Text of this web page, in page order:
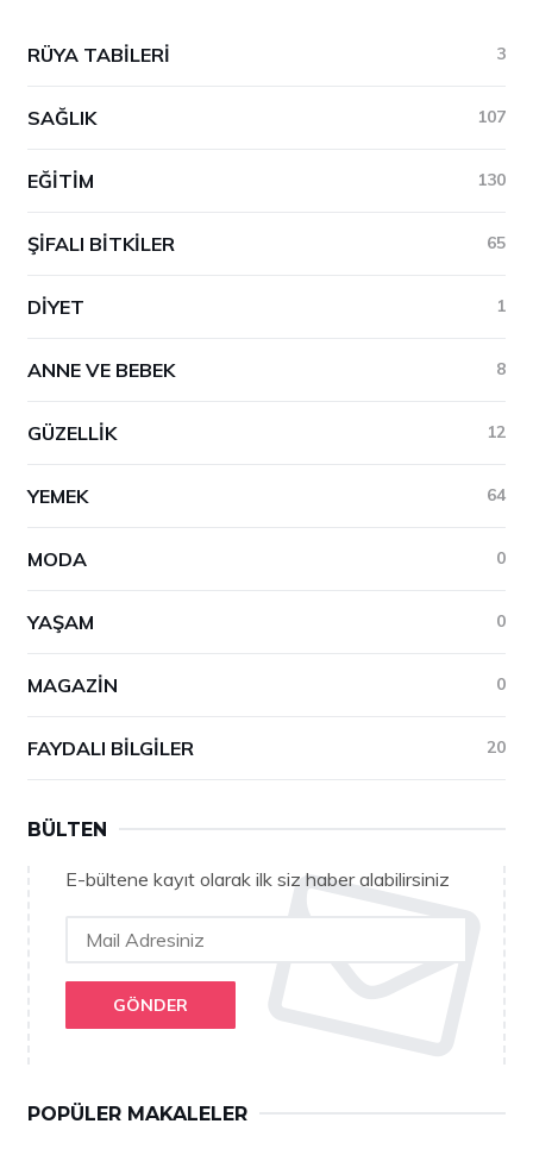
RÜYA TABILERI 3
SAĞLIK 107
EĞITIM 130
ŞIFALI BITKILER 65
DIYET 1
ANNE VE BEBEK 8
GÜZELLIK 12
YEMEK 64
MODA 0
YAŞAM 0
MAGAZIN 0
FAYDALI BILGILER 20
BÜLTEN
E-bültene kayıt olarak ilk siz haber alabilirsiniz
GÖNDER
POPÜLER MAKALELER